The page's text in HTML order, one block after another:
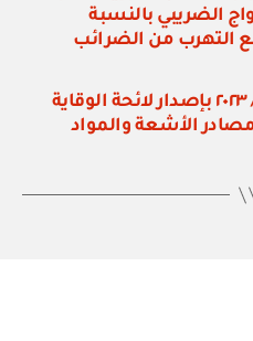
الضريبي بالنسبة
التهرب من الضرائب
هيئة البيئة: قرار رقم ٧٩ / ٢٠٢٣ بإصدار لائحة الوقاية
الأشعة والمواد